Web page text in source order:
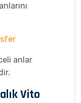
anlar
Vito